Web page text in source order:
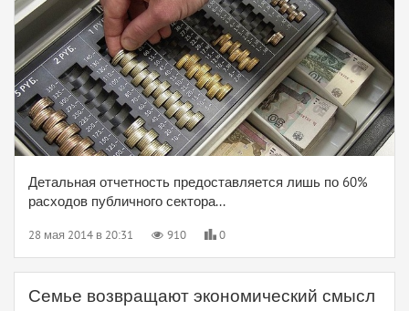
Детальная отчетность предоставляется лишь по 60%
расходов публичного сектора...
28 мая 2014 в 20:31 910 0
Семье возвращают экономический смысл